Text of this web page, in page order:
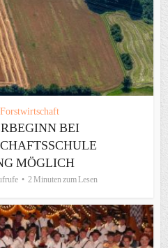
BEI
MÖGLICH
2 Minuten zum Lesen